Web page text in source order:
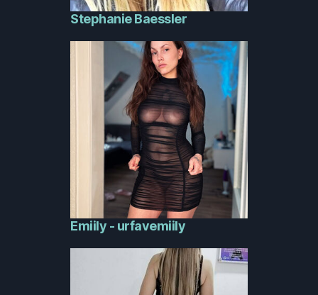
Stephanie Baessler
Emiily - urfavemiily